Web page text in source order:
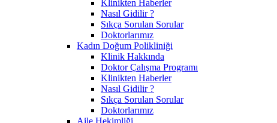
Klinikten Haberler
Nasıl Gidilir ?
Sıkça Sorulan Sorular
Doktorlarımız
Kadın Doğum Polikliniği
Klinik Hakkında
Doktor Çalışma Programı
Klinikten Haberler
Nasıl Gidilir ?
Sıkça Sorulan Sorular
Doktorlarımız
Aile Hekimliği